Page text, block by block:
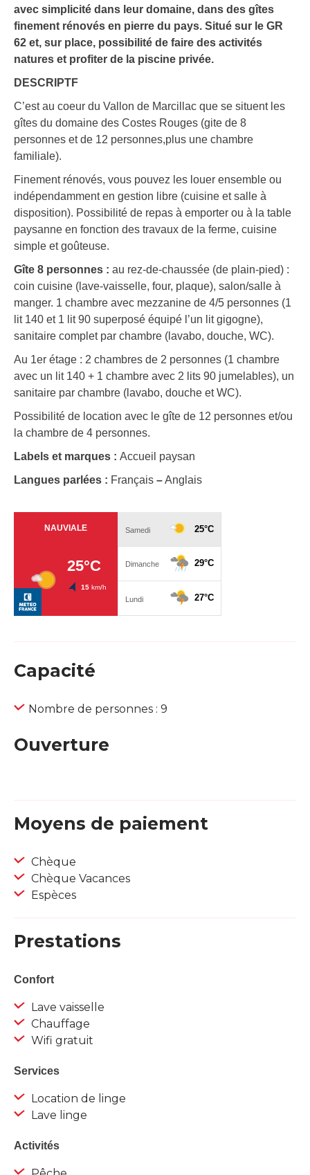
avec simplicité dans leur domaine, dans des gîtes
finement rénovés en pierre du pays. Situé sur le GR
62 et, sur place, possibilité de faire des activités
natures et profiter de la piscine privée.
DESCRIPTF
C’est au coeur du Vallon de Marcillac que se situent les
gîtes du domaine des Costes Rouges (gite de 8
personnes et de 12 personnes,plus une chambre
familiale).
Finement rénovés, vous pouvez les louer ensemble ou
indépendamment en gestion libre (cuisine et salle à
disposition). Possibilité de repas à emporter ou à la table
paysanne en fonction des travaux de la ferme, cuisine
simple et goûteuse.
Gîte 8 personnes : au rez-de-chaussée (de plain-pied) :
coin cuisine (lave-vaisselle, four, plaque), salon/salle à
manger. 1 chambre avec mezzanine de 4/5 personnes (1
lit 140 et 1 lit 90 superposé équipé l’un lit gigogne),
sanitaire complet par chambre (lavabo, douche, WC).
Au 1er étage : 2 chambres de 2 personnes (1 chambre
avec un lit 140 + 1 chambre avec 2 lits 90 jumelables), un
sanitaire par chambre (lavabo, douche et WC).
Possibilité de location avec le gîte de 12 personnes et/ou
la chambre de 4 personnes.
Labels et marques : Accueil paysan
Langues parlées : Français –Anglais
Capacité
Nombre de personnes : 9
Ouverture
Moyens de paiement
Chèque
Chèque Vacances
Espèces
Prestations
Confort
Lave vaisselle
Chauffage
Wifi gratuit
Services
Location de linge
Lave linge
Activités